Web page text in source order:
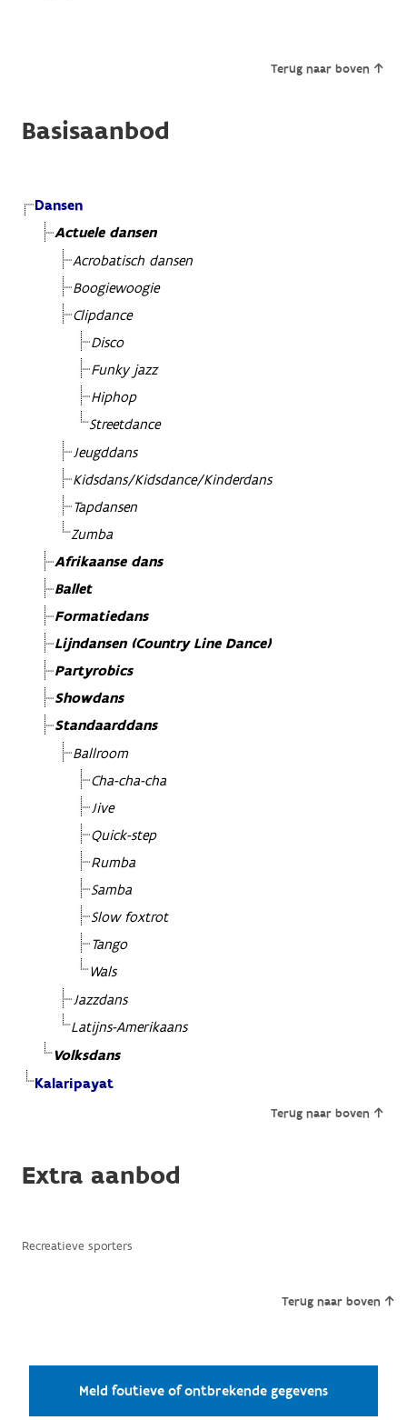
Terug naar boven
Basisaanbod
Dansen
Actuele dansen
Acrobatisch dansen
Boogiewoogie
Clipdance
Disco
Funky jazz
Hiphop
Streetdance
Jeugddans
Kidsdans/Kidsdance/Kinderdans
Tapdansen
Zumba
Afrikaanse dans
Ballet
Formatiedans
Lijndansen (Country Line Dance)
Partyrobics
Showdans
Standaarddans
Ballroom
Cha-cha-cha
Jive
Quick-step
Rumba
Samba
Slow foxtrot
Tango
Wals
Jazzdans
Latijns-Amerikaans
Volksdans
Kalaripayat
Terug naar boven
Extra aanbod
Recreatieve sporters
Terug naar boven
Meld foutieve of ontbrekende gegevens